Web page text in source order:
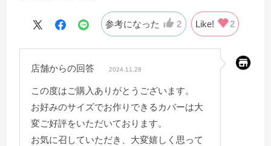
参考になった 2 Like! 2
店舗からの回答 2024.11.28
この度はご購入ありがとうございます。
お好みのサイズでお作りできるカバーは大
変ご好評をいただいております。
お気に召していただき、大変嬉しく思って